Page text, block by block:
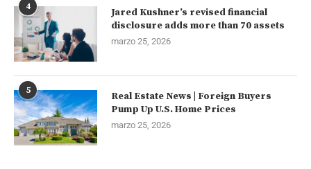
4
Jared Kushner’s revised financial
disclosure adds more than 70 assets
marzo 25, 2026
5
Real Estate News | Foreign Buyers
Pump Up U.S. Home Prices
marzo 25, 2026